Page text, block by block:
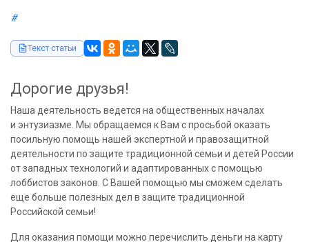
#
Текст статьи
Дорогие друзья!
Наша деятельность ведется на общественных началах
и энтузиазме. Мы обращаемся к Вам с просьбой оказать
посильную помощь нашей экспертной и правозащитной
деятельности по защите традиционной семьи и детей России
от западных технологий и адаптированных с помощью
лоббистов законов. С Вашей помощью мы сможем сделать
еще больше полезных дел в защите традиционной
Российской семьи!
Для оказания помощи можно перечислить деньги на карту